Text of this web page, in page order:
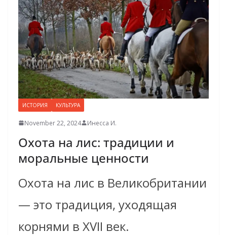
ИСТОРИЯ КУЛЬТУРА
November 22, 2024 Инесса И.
Охота на лис: традиции и
моральные ценности
Охота на лис в Великобритании
— это традиция, уходящая
корнями в XVII век.